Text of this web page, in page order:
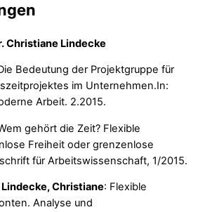
Christiane Lindecke
Bedeutung der Projektgruppe für
im Unternehmen.In:
Arbeit. 2.2015.
gehört die Zeit? Flexible
Freiheit oder grenzenlose
für Arbeitswissenschaft, 1/2015.
Christiane: Flexible
Analyse und